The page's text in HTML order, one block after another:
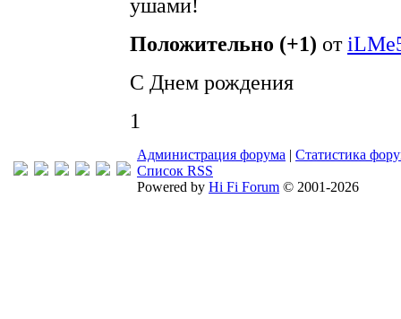
ушами!
Положительно (+1) от
С Днем рождения
1
Администрация форума | Статистика
Список RSS
Powered by Hi Fi Forum © 2001-2026